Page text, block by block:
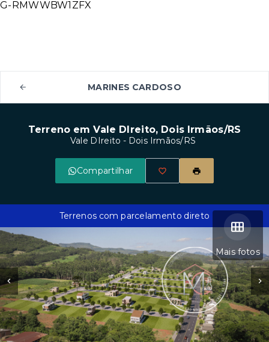
G-RMWWBW1ZFX
MARINES CARDOSO
Terreno em Vale DIreito, Dois Irmãos/RS
Vale DIreito - Dois Irmãos/RS
Compartilhar
Mais fotos
Terrenos com parcelamento direto